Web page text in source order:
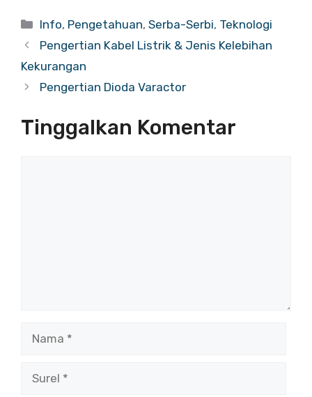
Info, Pengetahuan,Serba-Serbi, Teknologi
Pengertian Kabel Listrik & Jenis Kelebihan
Kekurangan
Pengertian Dioda Varactor
Tinggalkan Komentar